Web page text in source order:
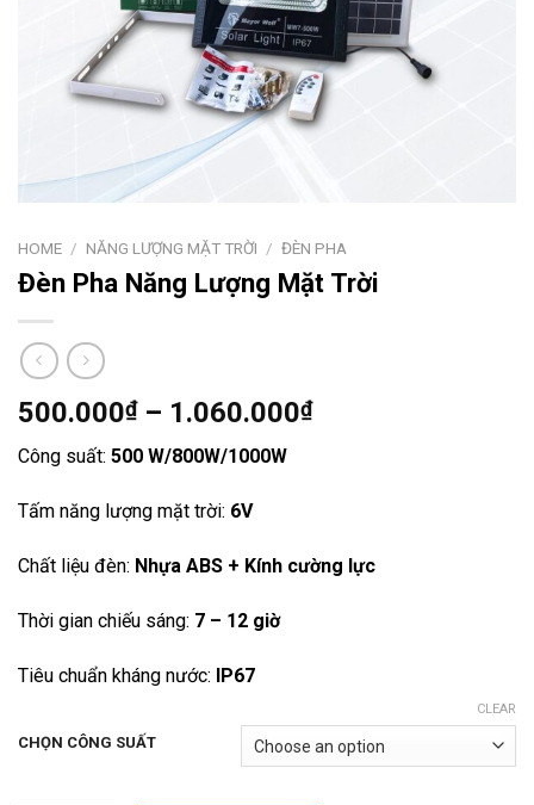
HOME / NĂNG LƯỢNG MẶT TRỜI / ĐÈN PHA
Đèn Pha Năng Lượng Mặt Trời
500.000₫– 1.060.000₫
Công suất: 500 W/800W/1000W
Tấm năng lượng mặt trời: 6V
Chất liệu đèn: Nhựa ABS + Kính cường lực
Thời gian chiếu sáng: 7 – 12 giờ
Tiêu chuẩn kháng nước: IP67
CHỌN CÔNG SUẤT
CLEAR